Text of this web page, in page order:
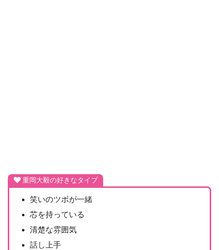
重岡大毅の好きなタイプ
笑いのツボが一緒
芯を持っている
清楚な雰囲気
話し上手